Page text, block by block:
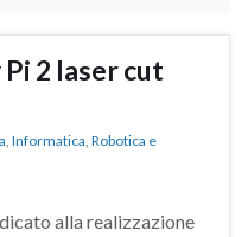
2 laser cut
, Informatica, Robotica e
alla realizzazione